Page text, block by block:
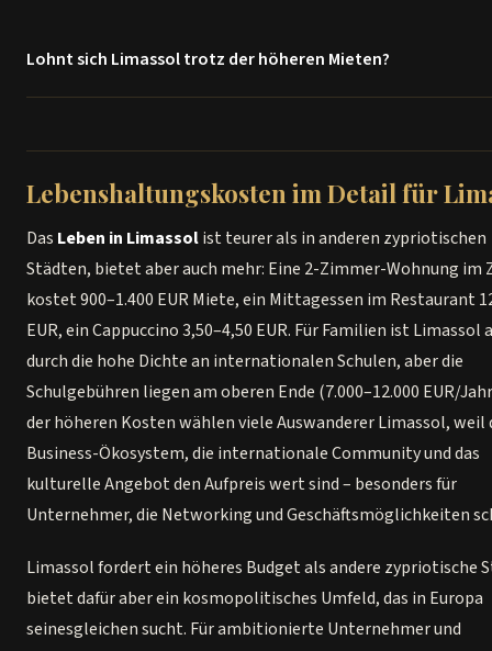
Lohnt sich Limassol trotz der höheren Mieten?
bevorzugen, bietenLarnacaundPaphosein besseres Preis-
Lebenshaltungskosten im Detail für
Das Leben in Limassolist teurer als in anderen zypriotischen
Städten, bietet aber auch mehr: Eine 2-Zimmer-Wohnung im
kostet 900–1.400 EUR Miete, ein Mittagessen im Restaurant
EUR, ein Cappuccino 3,50–4,50 EUR. Für Familien ist
durch die hohe Dichte an internationalen Schulen, aber die
Schulgebühren liegen am oberen Ende (7.000–12.000 EUR/
der höheren Kosten wählen viele Auswanderer Limassol, weil
Business-Ökosystem, die internationale Community und das
kulturelle Angebot den Aufpreis wert sind – besonders für
Unternehmer, die Networking und Geschäftsmöglichkeiten
Limassol fordert ein höheres Budget als andere zypriotische
bietet dafür aber ein kosmopolitisches Umfeld, das in Europa
seinesgleichen sucht. Für ambitionierte Unternehmer und